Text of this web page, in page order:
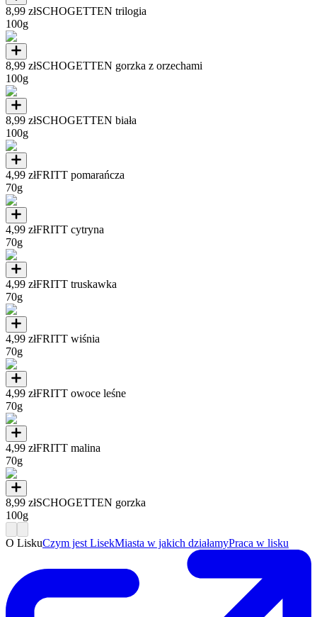
8,99 złSCHOGETTEN trilogia
100g
8,99 złSCHOGETTEN gorzka z orzechami
100g
8,99 złSCHOGETTEN biała
100g
4,99 złFRITT pomarańcza
70g
4,99 złFRITT cytryna
70g
4,99 złFRITT truskawka
70g
4,99 złFRITT wiśnia
70g
4,99 złFRITT owoce leśne
70g
4,99 złFRITT malina
70g
8,99 złSCHOGETTEN gorzka
100g
O LiskuCzym jest LisekMiasta w jakich działamyPraca w lisku